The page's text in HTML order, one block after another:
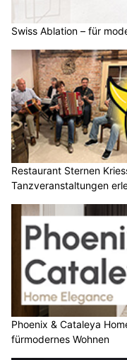
Swiss Ablation – für
Restaurant Sternen
Tanzveranstaltungen
Phoenix & Cataleya
fürmodernes Wohnen